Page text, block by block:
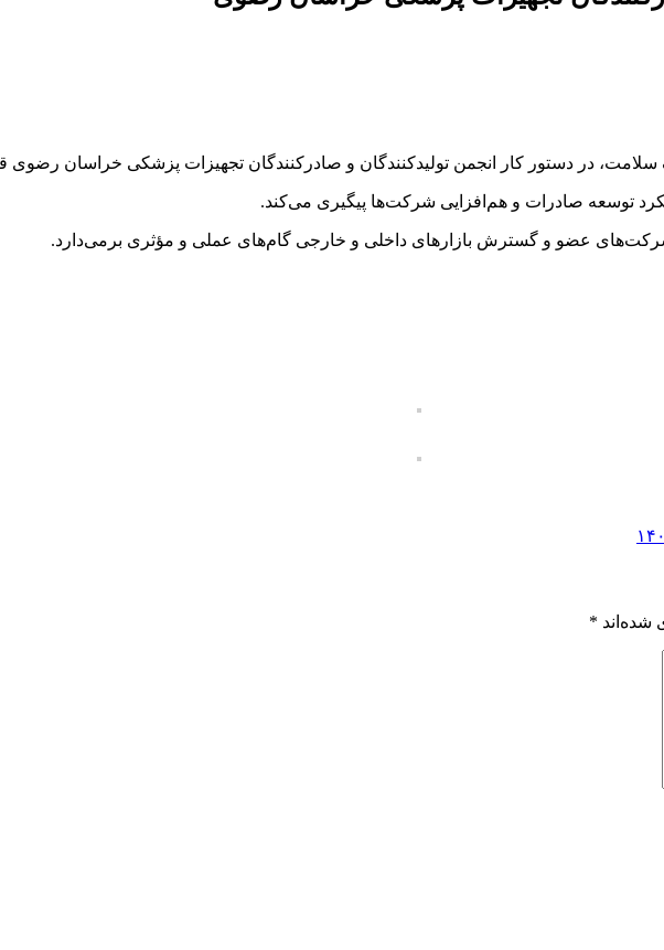
در دستور کار انجمن تولیدکنندگان و صادرکنندگان تجهیزات پزشکی خراسان رضوی
شرکت‌های عضو و گسترش بازارهای داخلی و خارجی گام‌های عملی و مؤثری برمی‌دارد.
شده‌اند *